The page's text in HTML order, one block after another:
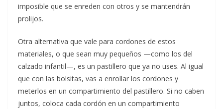
imposible que se enreden con otros y se mantendrán
prolijos.
Otra alternativa que vale para cordones de estos
materiales, o que sean muy pequeños —como los del
calzado infantil—, es un pastillero que ya no uses. Al igual
que con las bolsitas, vas a enrollar los cordones y
meterlos en un compartimiento del pastillero. Si no caben
juntos, coloca cada cordón en un compartimiento